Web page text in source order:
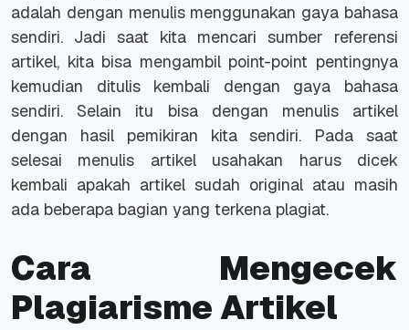
adalah dengan menulis menggunakan gaya bahasa
sendiri. Jadi saat kita mencari sumber referensi
artikel, kita bisa mengambil point-point pentingnya
kemudian ditulis kembali dengan gaya bahasa
sendiri. Selain itu bisa dengan menulis artikel
dengan hasil pemikiran kita sendiri. Pada saat
selesai menulis artikel usahakan harus dicek
kembali apakah artikel sudah original atau masih
ada beberapa bagian yang terkena plagiat.
Cara Mengecek
Plagiarisme Artikel